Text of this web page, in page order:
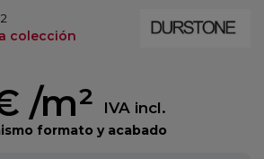
colección
/m² IVA incl.
formato y acabado